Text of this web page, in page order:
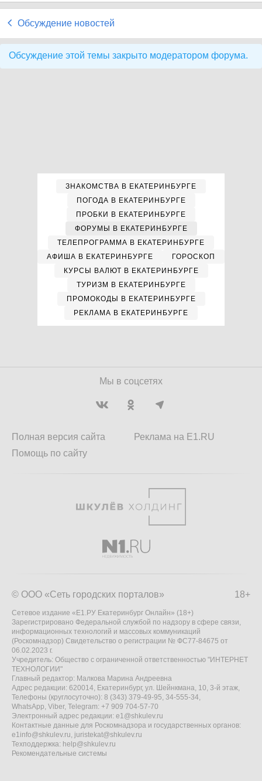
Обсуждение новостей
Обсуждение этой темы закрыто модератором форума.
ЗНАКОМСТВА В ЕКАТЕРИНБУРГЕ
ПОГОДА В ЕКАТЕРИНБУРГЕ
ПРОБКИ В ЕКАТЕРИНБУРГЕ
ФОРУМЫ В ЕКАТЕРИНБУРГЕ
ТЕЛЕПРОГРАММА В ЕКАТЕРИНБУРГЕ
АФИША В ЕКАТЕРИНБУРГЕ
ГОРОСКОП
КУРСЫ ВАЛЮТ В ЕКАТЕРИНБУРГЕ
ТУРИЗМ В ЕКАТЕРИНБУРГЕ
ПРОМОКОДЫ В ЕКАТЕРИНБУРГЕ
РЕКЛАМА В ЕКАТЕРИНБУРГЕ
Мы в соцсетях
Полная версия сайта
Помощь по сайту
Реклама на E1.RU
18+
© ООО «Сеть городских порталов»
Сетевое издание «Е1.РУ Екатеринбург Онлайн» (18+)
Зарегистрировано Федеральной службой по надзору в сфере связи,
информационных технологий и массовых коммуникаций
(Роскомнадзор) Свидетельство о регистрации № ФС77-84675 от
06.02.2023 г.
Учредитель: Общество с ограниченной ответственностью "ИНТЕРНЕТ
ТЕХНОЛОГИИ"
Главный редактор: Малкова Марина Андреевна
Адрес редакции: 620014, Екатеринбург, ул. Шейнкмана, 10, 3-й этаж,
Телефоны (круглосуточно): 8 (343) 379-49-95, 34-555-34,
WhatsApp, Viber, Telegram: +7 909 704-57-70
Электронный адрес редакции: e1@shkulev.ru
Контактные данные для Роскомнадзора и государственных органов:
e1info@shkulev.ru, juristekat@shkulev.ru
Техподдержка: help@shkulev.ru
Рекомендательные системы